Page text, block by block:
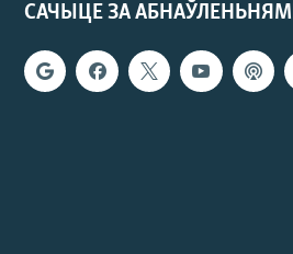
САЧЫЦЕ ЗА АБНАЎЛЕНЬНЯМІ